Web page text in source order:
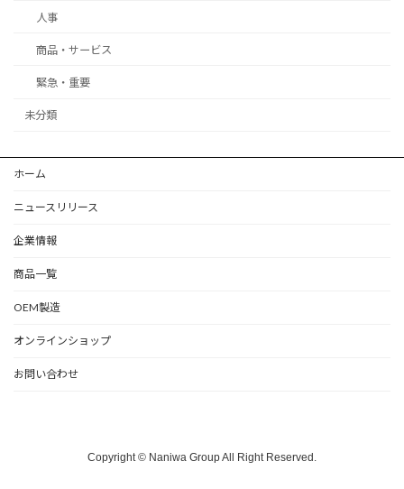
人事
商品・サービス
緊急・重要
未分類
ホーム
ニュースリリース
企業情報
商品一覧
OEM製造
オンラインショップ
お問い合わせ
Copyright © Naniwa Group All Right Reserved.